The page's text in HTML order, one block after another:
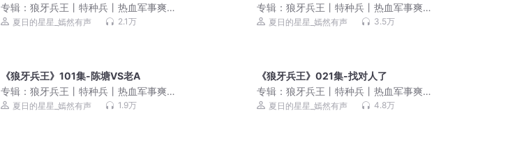
专辑：狼牙兵王丨特种兵丨热血军事爽
文丨雇佣兵丨战争幻想丨多人有声剧
夏日的星星_嫣然有声 2.1万
专辑：狼牙兵王丨特种兵丨热血军事爽
文丨雇佣兵丨战争幻想丨多人有声剧
夏日的星星_嫣然有声 3.5万
《狼牙兵王》101集-陈塘VS老A
专辑：狼牙兵王丨特种兵丨热血军事爽
文丨雇佣兵丨战争幻想丨多人有声剧
夏日的星星_嫣然有声 1.9万
《狼牙兵王》021集-找对人了
专辑：狼牙兵王丨特种兵丨热血军事爽
文丨雇佣兵丨战争幻想丨多人有声剧
夏日的星星_嫣然有声 4.8万